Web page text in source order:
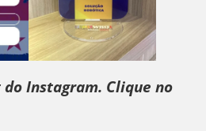
Instagram. Clique no